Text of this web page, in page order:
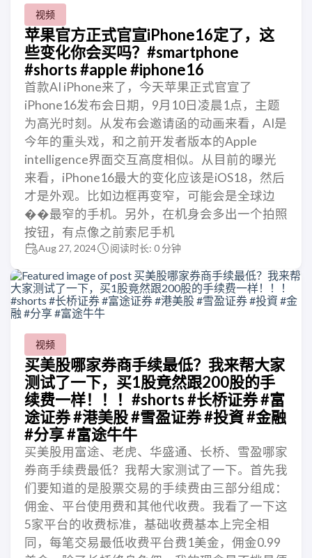
视频
苹果官方正式官宣iPhone16定了，这
些变化你会买吗？#smartphone
#shorts #apple #iphone16
首款AI iPhone来了，今天苹果正式官宣了
iPhone16发布会日期，9月10日凌晨1点，主题
为高光时刻。从发布会邀请函的动画来看，AI是
今年的重头戏，和之前开发者版本的Apple
intelligence界面交互高度相似。从目前的曝光
来看，iPhone16最大的变化应该是iOS18，然后
才是外观。比如边框再变窄，可能会是全球边
��最窄的手机。另外，在机身会多出一个拍照
按钮，有点像之前索尼手机
Aug 27, 2024 阅读时长: 0 分钟
视频
买美股哪家券商手续最低？我来帮大家
测试了一下，买1股竟然跟200股的手
续费一样！！！#shorts #长桥证券 #富
途证券 #港美股 #雪盈证券 #投資 #金融
#分享 #富途牛牛
买美股用富途、老虎、华盛通、长桥、雪盈哪家
券商手续费最低？我帮大家测试了一下。首先我
们要知道的是股票交易的手续费由三部分组成：
佣金、平台使用费和其他代收费。我看了一下这
5家平台的收费标准，基础收费基本上完全相
同，每笔交易最低收费平台费1美金，佣金0.99